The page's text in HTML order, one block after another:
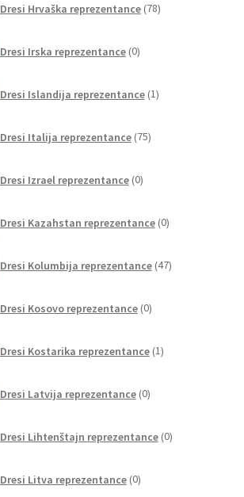
Dresi Hrvaška reprezentance 78izdelkov
Dresi Irska reprezentance 0izdelkov
Dresi Islandija reprezentance 1izdelek
Dresi Italija reprezentance 75izdelkov
Dresi Izrael reprezentance 0izdelkov
Dresi Kazahstan reprezentance 0izdelkov
Dresi Kolumbija reprezentance 47izdelkov
Dresi Kosovo reprezentance 0izdelkov
Dresi Kostarika reprezentance 1izdelek
Dresi Latvija reprezentance 0izdelkov
Dresi Lihtenštajn reprezentance 0izdelkov
Dresi Litva reprezentance 0izdelkov